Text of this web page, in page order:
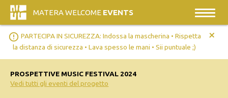
MATERA WELCOME EVENTS
error_outline PARTECIPA IN SICUREZZA: Indossa la mascherina • Rispetta
la distanza di sicurezza • Lava spesso le mani • Sii puntuale ;)
+
PROSPETTIVE MUSIC FESTIVAL 2024
Vedi tutti gli eventi del progetto